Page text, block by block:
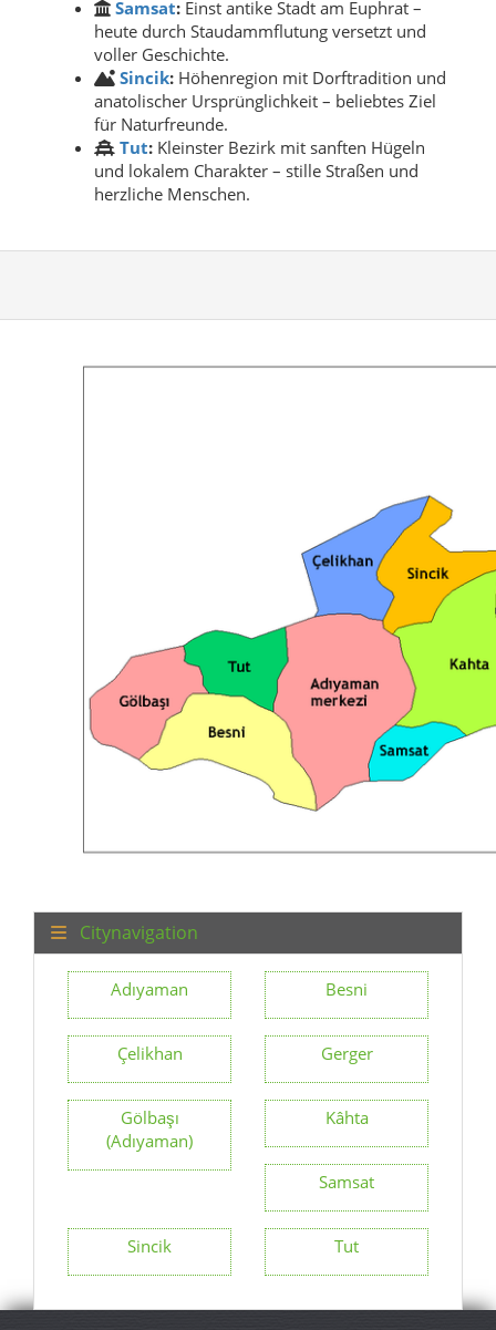
Samsat: Einst antike Stadt am Euphrat –
heute durch Staudammflutung versetzt und
voller Geschichte.
Sincik: Höhenregion mit Dorftradition und
anatolischer Ursprünglichkeit – beliebtes Ziel
für Naturfreunde.
Tut: Kleinster Bezirk mit sanften Hügeln
und lokalem Charakter – stille Straßen und
herzliche Menschen.
Citynavigation
Adıyaman Besni
Çelikhan Gerger
Gölbaşı
(Adıyaman)
Kâhta
Samsat
Sincik Tut